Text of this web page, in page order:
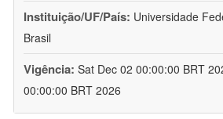
Instituição/UF/País: Universidade
Brasil
Vigência: Sat Dec 02 00:00:00 BRT
00:00:00 BRT 2026